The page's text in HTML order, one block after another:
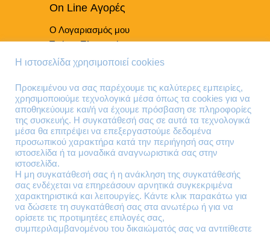
On Line Αγορές
Ο Λογαριασμός μου
Τρόποι Πληρωμής
Τρόποι Παράδοσης
Τηλέφωνα Επικοινωνίας
210 41 13 636
210 41 13 280
Διεύθυνση
Θηβών 220
Άγιος Ιωάννης
Ρέντης
Τ.Κ. 182 33
Η ιστοσελίδα χρησιμοποιεί cookies
Προκειμένου να σας παρέχουμε τις καλύτερες εμπειρίες,
χρησιμοποιούμε τεχνολογικά μέσα όπως τα cookies για να
αποθηκεύουμε και/ή να έχουμε πρόσβαση σε πληροφορίες
της συσκευής. Η συγκατάθεσή σας σε αυτά τα τεχνολογικά
μέσα θα επιτρέψει να επεξεργαστούμε δεδομένα
προσωπικού χαρακτήρα κατά την περιήγησή σας στην
ιστοσελίδα ή τα μοναδικά αναγνωριστικά σας στην
ιστοσελίδα.
Η μη συγκατάθεσή σας ή η ανάκληση της συγκατάθεσής
σας ενδέχεται να επηρεάσουν αρνητικά συγκεκριμένα
χαρακτηριστικά και λειτουργίες. Κάντε κλικ παρακάτω για
να δώσετε τη συγκατάθεσή σας στα ανωτέρω ή για να
ορίσετε τις προτιμητέες επιλογές σας,
συμπεριλαμβανομένου του δικαιώματός σας να αντιτίθεστε